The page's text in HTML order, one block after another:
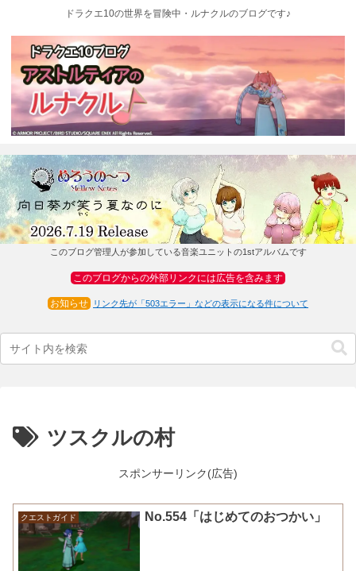
ドラクエ10の世界を冒険中・ルナクルのブログです♪
このブログ管理人が参加している音楽ユニットの1stアルバムです
このブログからの外部リンクには広告を含みます
お知らせ リンク先が「503エラー」などの表示になる件について
ツスクルの村
スポンサーリンク(広告)
クエストガイド No.554「はじめてのおつかい」